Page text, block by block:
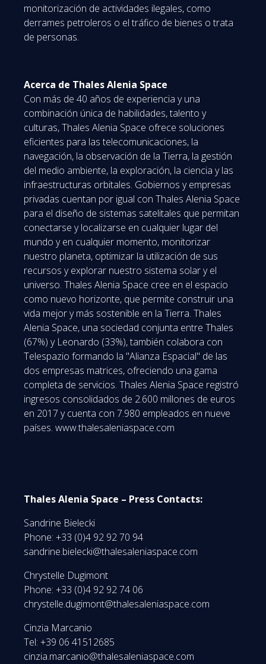
monitorización de actividades ilegales, como
derrames petroleros o el tráfico de bienes o trata
de personas.
Acerca de Thales Alenia Space
Con más de 40 años de experiencia y una
combinación única de habilidades, talento y
culturas, Thales Alenia Space ofrece soluciones
eficientes para las telecomunicaciones, la
navegación, la observación de la Tierra, la gestión
del medio ambiente, la exploración, la ciencia y las
infraestructuras orbitales. Gobiernos y empresas
privadas cuentan por igual con Thales Alenia Space
para el diseño de sistemas satelitales que permitan
conectarse y localizarse en cualquier lugar del
mundo y en cualquier momento, monitorizar
nuestro planeta, optimizar la utilización de sus
recursos y explorar nuestro sistema solar y el
universo. Thales Alenia Space cree en el espacio
como nuevo horizonte, que permite construir una
vida mejor y más sostenible en la Tierra. Thales
Alenia Space, una sociedad conjunta entre Thales
(67%) y Leonardo (33%), también colabora con
Telespazio formando la "Alianza Espacial" de las
dos empresas matrices, ofreciendo una gama
completa de servicios. Thales Alenia Space registró
ingresos consolidados de 2.600 millones de euros
en 2017 y cuenta con 7.980 empleados en nueve
países. www.thalesaleniaspace.com
Thales Alenia Space – Press Contacts:
Sandrine Bielecki
Phone: +33 (0)4 92 92 70 94
sandrine.bielecki@thalesaleniaspace.com
Chrystelle Dugimont
Phone: +33 (0)4 92 92 74 06
chrystelle.dugimont@thalesaleniaspace.com
Cinzia Marcanio
Tel: +39 06 41512685
cinzia.marcanio@thalesaleniaspace.com